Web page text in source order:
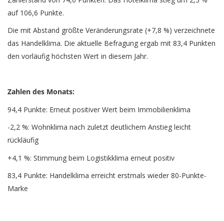
auf 106,6 Punkte.
Die mit Abstand größte Veränderungsrate (+7,8 %) verzeichnete
das Handelklima. Die aktuelle Befragung ergab mit 83,4 Punkten
den vorläufig höchsten Wert in diesem Jahr.
Zahlen des Monats:
94,4 Punkte: Erneut positiver Wert beim Immobilienklima
-2,2 %: Wohnklima nach zuletzt deutlichem Anstieg leicht
rückläufig
+4,1 %: Stimmung beim Logistikklima erneut positiv
83,4 Punkte: Handelklima erreicht erstmals wieder 80-Punkte-
Marke